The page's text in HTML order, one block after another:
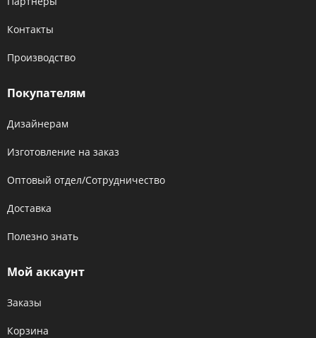
Контакты
Производство
Покупателям
Дизайнерам
Изготовление на заказ
Оптовый отдел/Сотрудничество
Доставка
Полезно знать
Мой аккаунт
Заказы
Корзина